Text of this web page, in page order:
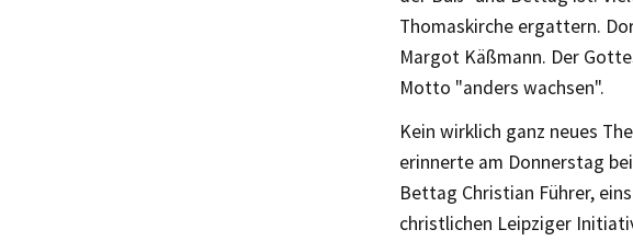
Thomaskirche ergattern.
Margot Käßmann. Der
Motto "anders wachsen".
Kein wirklich ganz neues
erinnerte am Donnerstag
Bettag Christian Führer,
christlichen Leipziger